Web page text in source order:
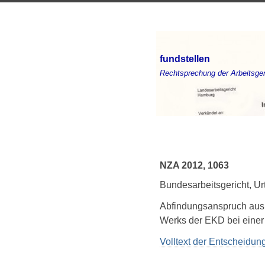
fundstellen
Rechtsprechung der
NZA 2012, 1063
Bundesarbeitsgericht,
Abfindungsanspruch
Werks der EKD bei
Volltext der